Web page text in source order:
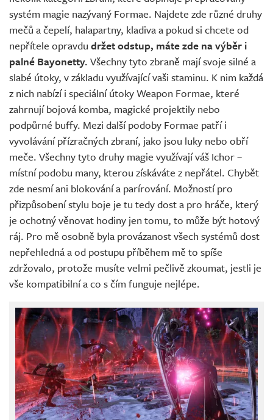
systém magie nazývaný Formae. Najdete zde různé druhy
mečů a čepelí, halapartny, kladiva a pokud si chcete od
nepřítele opravdu držet odstup, máte zde na výběr i
palné Bayonetty. Všechny tyto zbraně mají svoje silné a
slabé útoky, v základu využívající vaši staminu. K nim každá
z nich nabízí i speciální útoky Weapon Formae, které
zahrnují bojová komba, magické projektily nebo
podpůrné buffy. Mezi další podoby Formae patří i
vyvolávání přízračných zbraní, jako jsou luky nebo obří
meče. Všechny tyto druhy magie využívají váš Ichor –
místní podobu many, kterou získáváte z nepřátel. Chybět
zde nesmí ani blokování a parírování. Možností pro
přizpůsobení stylu boje je tu tedy dost a pro hráče, který
je ochotný věnovat hodiny jen tomu, to může být hotový
ráj. Pro mě osobně byla provázanost všech systémů dost
nepřehledná a od postupu příběhem mě to spíše
zdržovalo, protože musíte velmi pečlivě zkoumat, jestli je
vše kompatibilní a co s čím funguje nejlépe.